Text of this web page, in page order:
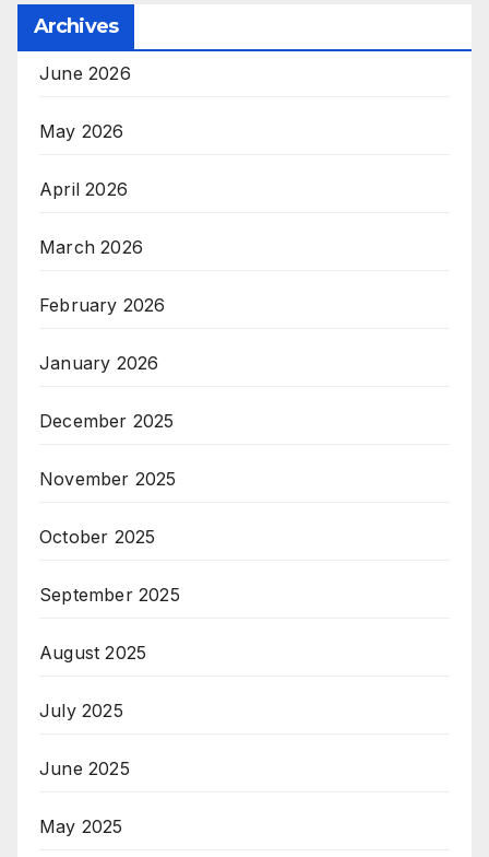
Archives
June 2026
May 2026
April 2026
March 2026
February 2026
January 2026
December 2025
November 2025
October 2025
September 2025
August 2025
July 2025
June 2025
May 2025